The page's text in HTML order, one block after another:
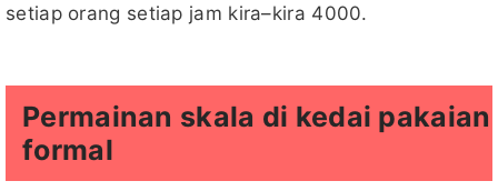
setiap orang setiap jam kira–kira 4000.
Permainan skala di kedai pakaian
formal